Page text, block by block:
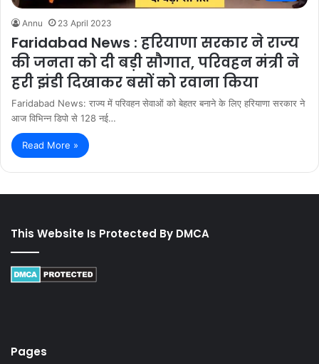
Annu 23 April 2023
Faridabad News : हरियाणा सरकार ने राज्य
की जनता को दी बड़ी सौगात, परिवहन मंत्री ने
हरी झंडी दिखाकर बसों को रवाना किया
Faridabad News: राज्य में परिवहन सेवाओं को बेहतर बनाने के लिए हरियाणा सरकार ने
आज विभिन्न डिपो से 128 नई…
Read More »
This Website Is Protected By DMCA
Pages